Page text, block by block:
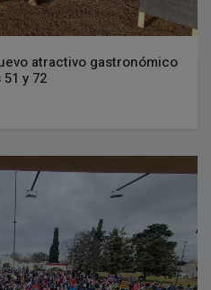
atractivo gastronómico
y 72